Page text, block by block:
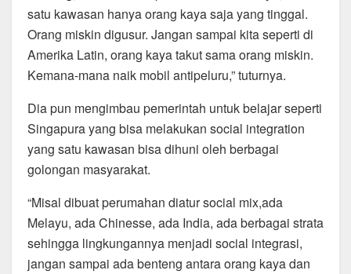
satu kawasan hanya orang kaya saja yang tinggal.
Orang miskin digusur. Jangan sampai kita seperti di
Amerika Latin, orang kaya takut sama orang miskin.
Kemana-mana naik mobil antipeluru,” tuturnya.
Dia pun mengimbau pemerintah untuk belajar seperti
Singapura yang bisa melakukan social integration
yang satu kawasan bisa dihuni oleh berbagai
golongan masyarakat.
“Misal dibuat perumahan diatur social mix,ada
Melayu, ada Chinesse, ada India, ada berbagai strata
sehingga lingkungannya menjadi social integrasi,
jangan sampai ada benteng antara orang kaya dan